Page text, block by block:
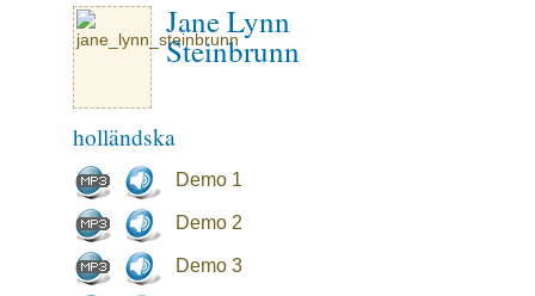
Jane Lynn
Steinbrunn
holländska
Demo 1
Demo 2
Demo 3